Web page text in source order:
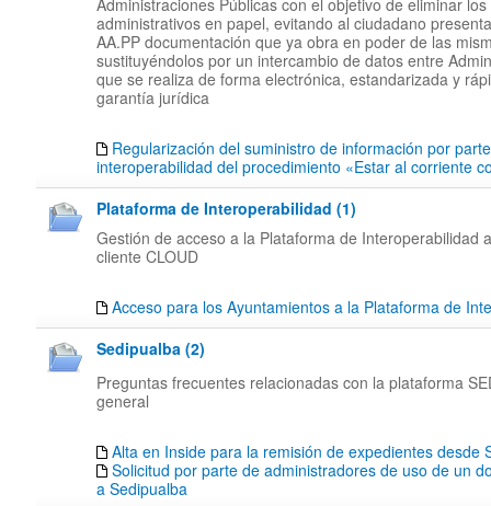
Administraciones Públicas con el objetivo de eliminar
administrativos en papel, evitando al ciudadano
AA.PP documentación que ya obra en poder de las
sustituyéndolos por un intercambio de datos entre
que se realiza de forma electrónica, estandarizada y
garantía jurídica
Regularización del suministro de información por
interoperabilidad del procedimiento «Estar al corriente
Plataforma de Interoperabilidad (1)
Gestión de acceso a la Plataforma de Interoperabilidad
cliente CLOUD
Acceso para los Ayuntamientos a la Plataforma de
Sedipualba (2)
Preguntas frecuentes relacionadas con la plataforma
general
Alta en Inside para la remisión de expedientes desde
Solicitud por parte de administradores de uso de un
a Sedipualba